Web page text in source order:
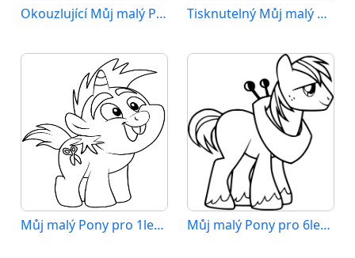
Okouzlující Můj malý Pony Tisknutelný Můj malý Pony
Můj malý Pony pro 1leté Děti Můj malý Pony pro 6leté Děti